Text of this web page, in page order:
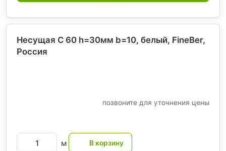
Несущая С 60 h=30мм b=10, белый, FineBer,
Россия
позвоните для уточнения цены
м